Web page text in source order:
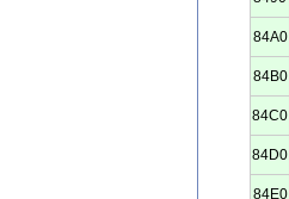
84A0
84B0
84C0
84D0
84E0